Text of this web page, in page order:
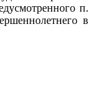
п.
в